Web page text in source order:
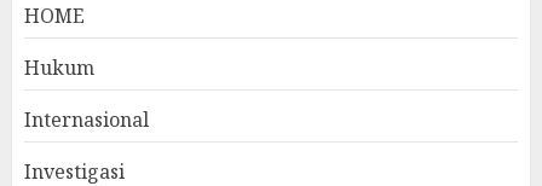
HOME
Hukum
Internasional
Investigasi